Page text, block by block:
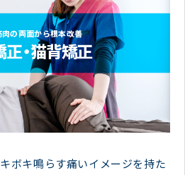
肉の両面から根本改善
・猫背矯正
キボキ鳴らす痛いイメージを持た